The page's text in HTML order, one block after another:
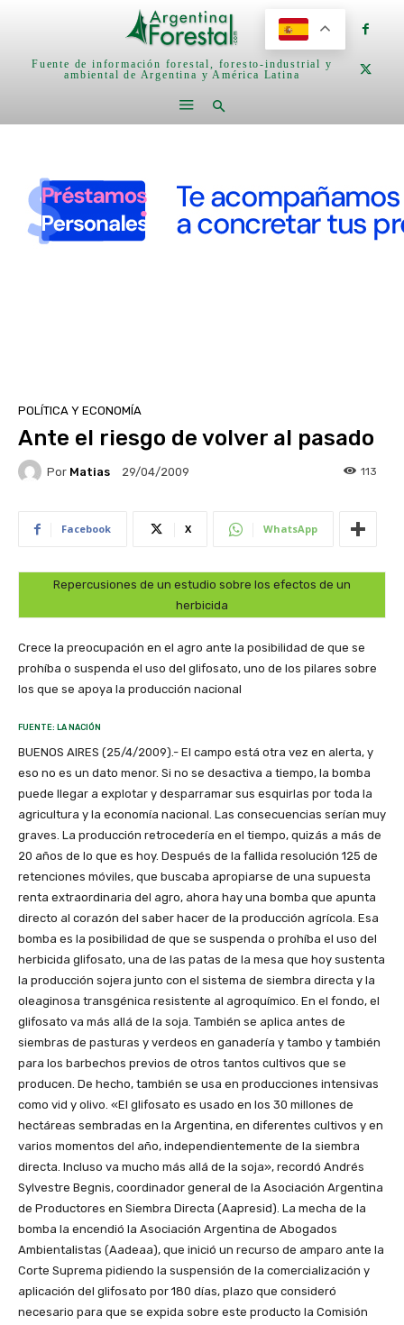
Fuente de información forestal, foresto-industrial y
ambiental de Argentina y América Latina
POLÍTICA Y ECONOMÍA
Ante el riesgo de volver al pasado
Por Matias 29/04/2009 113
Facebook X WhatsApp
Repercusiones de un estudio sobre los efectos de un
herbicida
Crece la preocupación en el agro ante la posibilidad de que se
prohíba o suspenda el uso del glifosato, uno de los pilares sobre
los que se apoya la producción nacional
FUENTE: LA NACIÓN
BUENOS AIRES (25/4/2009).- El campo está otra vez en alerta, y
eso no es un dato menor. Si no se desactiva a tiempo, la bomba
puede llegar a explotar y desparramar sus esquirlas por toda la
agricultura y la economía nacional. Las consecuencias serían muy
graves. La producción retrocedería en el tiempo, quizás a más de
20 años de lo que es hoy. Después de la fallida resolución 125 de
retenciones móviles, que buscaba apropiarse de una supuesta
renta extraordinaria del agro, ahora hay una bomba que apunta
directo al corazón del saber hacer de la producción agrícola. Esa
bomba es la posibilidad de que se suspenda o prohíba el uso del
herbicida glifosato, una de las patas de la mesa que hoy sustenta
la producción sojera junto con el sistema de siembra directa y la
oleaginosa transgénica resistente al agroquímico. En el fondo, el
glifosato va más allá de la soja. También se aplica antes de
siembras de pasturas y verdeos en ganadería y tambo y también
para los barbechos previos de otros tantos cultivos que se
producen. De hecho, también se usa en producciones intensivas
como vid y olivo. «El glifosato es usado en los 30 millones de
hectáreas sembradas en la Argentina, en diferentes cultivos y en
varios momentos del año, independientemente de la siembra
directa. Incluso va mucho más allá de la soja», recordó Andrés
Sylvestre Begnis, coordinador general de la Asociación Argentina
de Productores en Siembra Directa (Aapresid). La mecha de la
bomba la encendió la Asociación Argentina de Abogados
Ambientalistas (Aadeaa), que inició un recurso de amparo ante la
Corte Suprema pidiendo la suspensión de la comercialización y
aplicación del glifosato por 180 días, plazo que consideró
necesario para que se expida sobre este producto la Comisión